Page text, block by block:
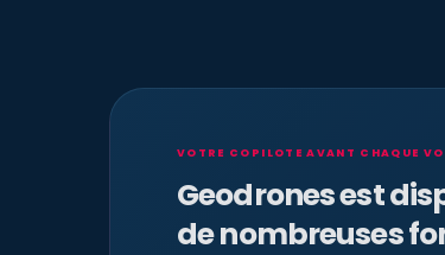
VOTRE COPILOTE AVANT CHAQUE
Geodrones est
de nombreuses